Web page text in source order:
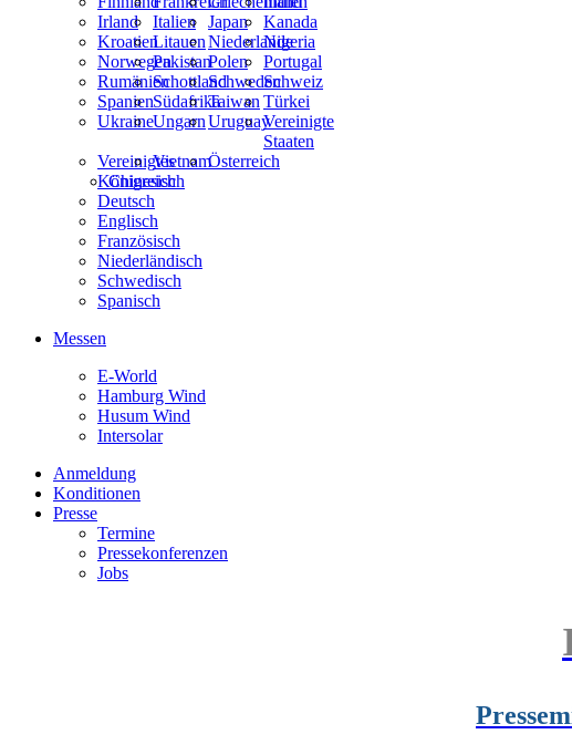
Irland
Italien Japan
Kanada
KroatienLitauenNiederlande
Nigeria
NorwegenPakistanPolen
Portugal
RumänienSchottlandSchwedenSchweiz
SpanienSüdafrikaTaiwan Türkei
UkraineUngarnUruguayVereinigte
Staaten
Vereinigtes
Königreich
VietnamÖsterreich
Chinesisch
Deutsch
Englisch
Französisch
Niederländisch
Schwedisch
Spanisch
Messen
E-World
Hamburg Wind
Husum Wind
Intersolar
Anmeldung
Konditionen
Presse
Termine
Pressekonferenzen
Jobs